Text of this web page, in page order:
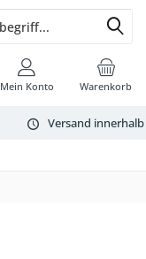
Versand
Warenkorb
Mein Konto